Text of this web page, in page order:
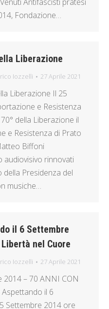
Fondazione…
Liberazione
Iozzelli 27 Aprile 2021
Liberazione Il 25
e Resistenza
della Liberazione il
e Resistenza di Prato
Biffoni
audiovisivo rinnovati
della Presidenza del
musiche…
il 6 Settembre
nel Cuore
Iozzelli 27 Aprile 2021
– 70 ANNI CON
Aspettando il 6
Settembre 2014 ore